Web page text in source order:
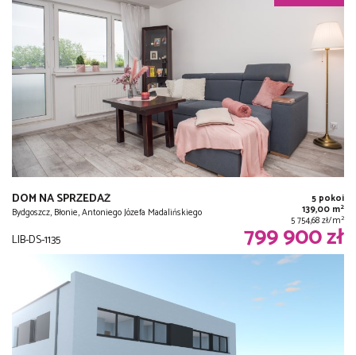
DOM NA SPRZEDAŻ
Bydgoszcz, Błonie, Antoniego Józefa Madalińskiego
5 pokoi
139,00 m2
5 754,68 zł/m2
LIB-DS-1135 799 900 zł